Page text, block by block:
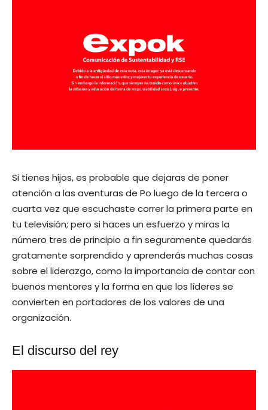
Si tienes hijos, es probable que dejaras de poner
atención a las aventuras de Po luego de la tercera o
cuarta vez que escuchaste correr la primera parte en
tu televisión; pero si haces un esfuerzo y miras la
número tres de principio a fin seguramente quedarás
gratamente sorprendido y aprenderás muchas cosas
sobre el liderazgo, como la importancia de contar con
buenos mentores y la forma en que los líderes se
convierten en portadores de los valores de una
organización.
El discurso del rey